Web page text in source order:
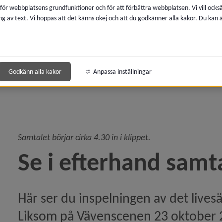
– Om Tyrrani)
rike)
till livskvalitet)
i efterhand samtalet med Harald Larsen om boken
Rosa Liksom)
i efterhand: Fredrik Elgh föreläser om konstnären
Samtalet börjar cirka 4.30 in i klippet.
Se i efterhand
Här ser du inspelningen av det
Liksom på Vävenscenen 23 oktober
för webbplatsens grundfunktioner och för att förbättra webbplatsen. Vi vill
av text. Vi hoppas att det känns okej och att du godkänner alla kakor. Du kan
Godkänn alla kakor Anpassa inställningar